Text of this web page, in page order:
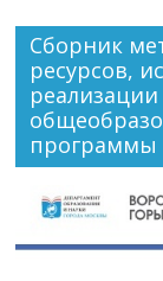
Сборник
ресурсов,
программы